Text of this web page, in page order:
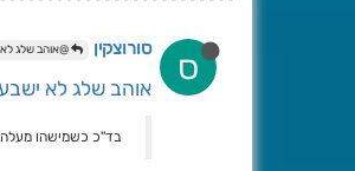
ס סורוצקין @אוהב שלג
אוהב שלג לא ישבע
בד"כ כשמישהו מעלה